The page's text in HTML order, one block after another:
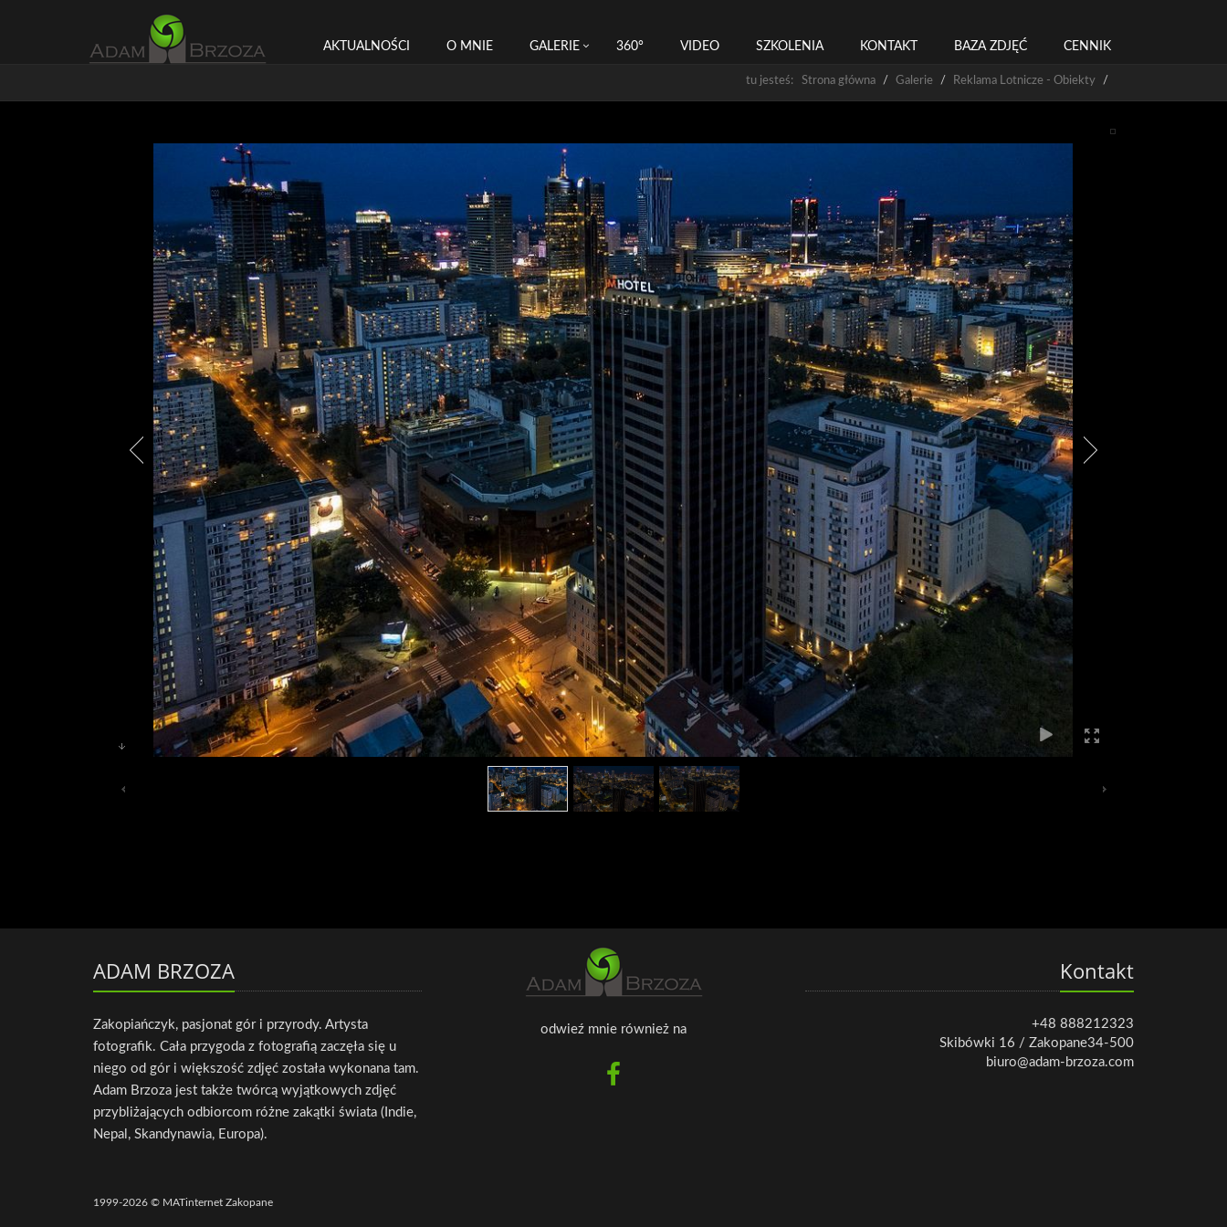
AKTUALNOŚCI O MNIE GALERIE 360° VIDEO SZKOLENIA KONTAKT BAZA ZDJĘĆ CENNIK
tu jesteś: Strona główna Galerie Reklama Lotnicze - Obiekty
ADAM BRZOZA
Zakopiańczyk, pasjonat gór i przyrody. Artysta
fotografik. Cała przygoda z fotografią zaczęła się u
niego od gór i większość zdjęć została wykonana tam.
Adam Brzoza jest także twórcą wyjątkowych zdjęć
przybliżających odbiorcom różne zakątki świata (Indie,
Nepal, Skandynawia, Europa).
odwieź mnie również na
Kontakt
+48 888212323
Skibówki 16 / Zakopane34-500
biuro@adam-brzoza.com
1999-2026 © MATinternet Zakopane